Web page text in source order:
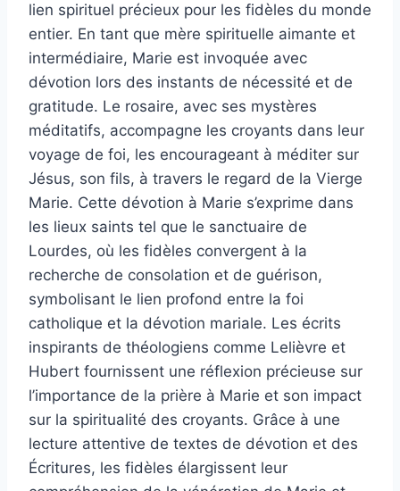
lien spirituel précieux pour les fidèles du monde
entier. En tant que mère spirituelle aimante et
intermédiaire, Marie est invoquée avec
dévotion lors des instants de nécessité et de
gratitude. Le rosaire, avec ses mystères
méditatifs, accompagne les croyants dans leur
voyage de foi, les encourageant à méditer sur
Jésus, son fils, à travers le regard de la Vierge
Marie. Cette dévotion à Marie s’exprime dans
les lieux saints tel que le sanctuaire de
Lourdes, où les fidèles convergent à la
recherche de consolation et de guérison,
symbolisant le lien profond entre la foi
catholique et la dévotion mariale. Les écrits
inspirants de théologiens comme Lelièvre et
Hubert fournissent une réflexion précieuse sur
l’importance de la prière à Marie et son impact
sur la spiritualité des croyants. Grâce à une
lecture attentive de textes de dévotion et des
Écritures, les fidèles élargissent leur